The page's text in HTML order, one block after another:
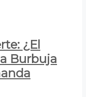
¿El
Burbuja